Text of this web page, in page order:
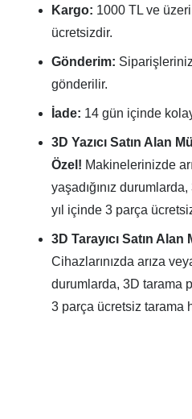
Kargo: 1000 TL ve
ücretsizdir.
Gönderim:
gönderilir.
İade: 14 gün içinde
3D Yazıcı Satın Alan
Özel! Makinelerinizde
yaşadığınız
yıl içinde 3 parça
3D Tarayıcı Satın
Cihazlarınızda arıza
durumlarda, 3D tarama
3 parça ücretsiz tarama